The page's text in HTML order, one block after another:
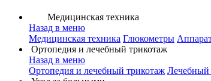
Медицинская техника
Назад в меню
Медицинская техника Глюкометры
Ортопедия и лечебный трикотаж
Назад в меню
Ортопедия и лечебный трикотаж Лечебный